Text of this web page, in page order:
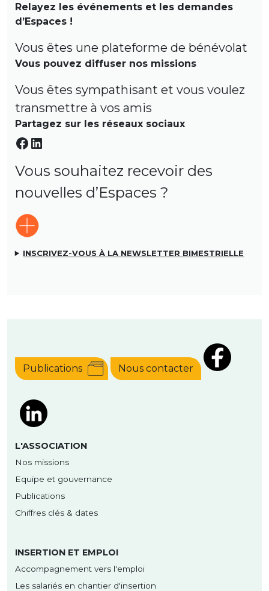
Relayez les événements et les demandes
d’Espaces !
Vous êtes une plateforme de bénévolat
Vous pouvez diffuser nos missions
Vous êtes sympathisant et vous voulez
transmettre à vos amis
Partagez sur les réseaux sociaux
Facebook LinkedIn
Vous souhaitez recevoir des
nouvelles d’Espaces ?
INSCRIVEZ-VOUS À LA NEWSLETTER BIMESTRIELLE
Publications Nous contacter
L'ASSOCIATION
Nos missions
Equipe et gouvernance
Publications
Chiffres clés & dates
INSERTION ET EMPLOI
Accompagnement vers l'emploi
Les salariés en chantier d'insertion